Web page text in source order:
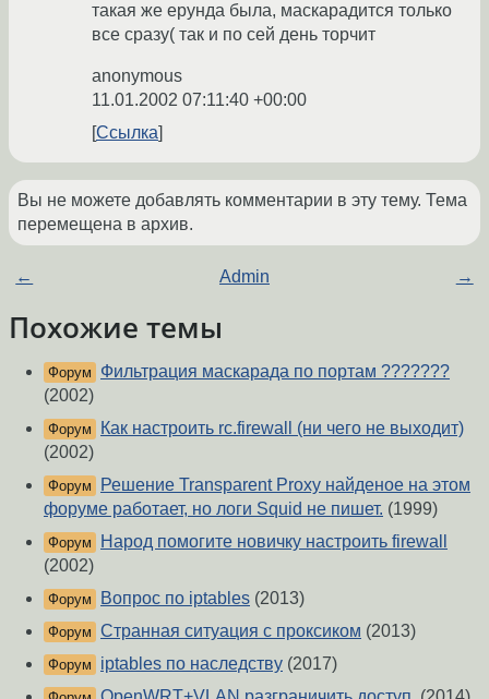
такая же ерунда была, маскарадится только
все сразу( так и по сей день торчит
anonymous
11.01.2002 07:11:40 +00:00
Ссылка
Вы не можете добавлять комментарии в эту тему. Тема
перемещена в архив.
← Admin →
Похожие темы
Форум
Фильтрация маскарада по портам ???????
(2002)
Форум
Как настроить rc.firewall (ни чего не выходит)
(2002)
Форум
Решение Transparent Proxy найденое на этом
форуме работает, но логи Squid не пишет. (1999)
Форум
Народ помогите новичку настроить firewall
(2002)
Форум Вопрос по iptables (2013)
Форум Странная ситуация с проксиком (2013)
Форум iptables по наследству (2017)